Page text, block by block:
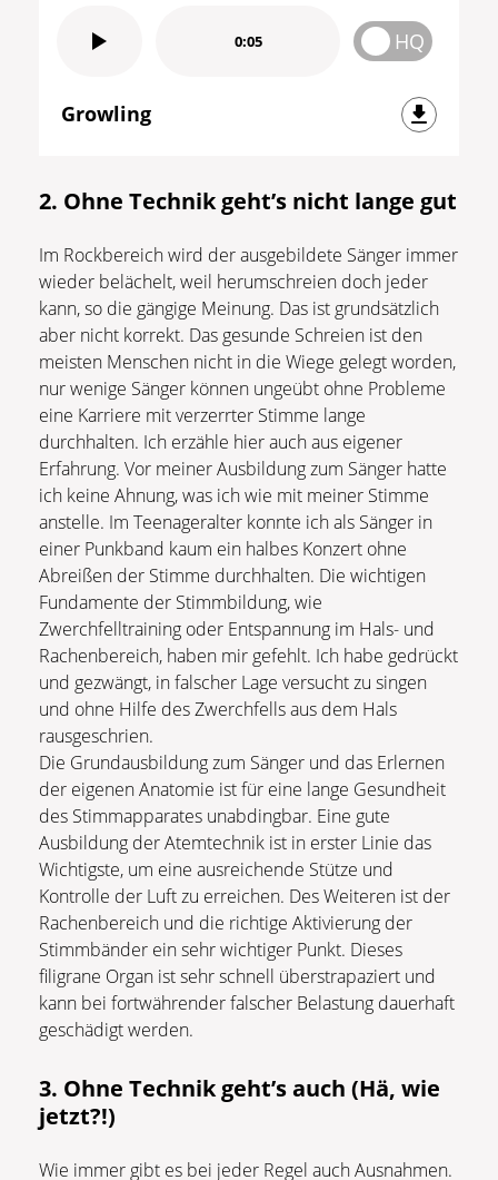
0:05 HQ
Growling
2. Ohne Technik geht’s nicht lange gut
Im Rockbereich wird der ausgebildete Sänger immer
wieder belächelt, weil herumschreien doch jeder
kann, so die gängige Meinung. Das ist grundsätzlich
aber nicht korrekt. Das gesunde Schreien ist den
meisten Menschen nicht in die Wiege gelegt worden,
nur wenige Sänger können ungeübt ohne Probleme
eine Karriere mit verzerrter Stimme lange
durchhalten. Ich erzähle hier auch aus eigener
Erfahrung. Vor meiner Ausbildung zum Sänger hatte
ich keine Ahnung, was ich wie mit meiner Stimme
anstelle. Im Teenageralter konnte ich als Sänger in
einer Punkband kaum ein halbes Konzert ohne
Abreißen der Stimme durchhalten. Die wichtigen
Fundamente der Stimmbildung, wie
Zwerchfelltraining oder Entspannung im Hals- und
Rachenbereich, haben mir gefehlt. Ich habe gedrückt
und gezwängt, in falscher Lage versucht zu singen
und ohne Hilfe des Zwerchfells aus dem Hals
rausgeschrien.
Die Grundausbildung zum Sänger und das Erlernen
der eigenen Anatomie ist für eine lange Gesundheit
des Stimmapparates unabdingbar. Eine gute
Ausbildung der Atemtechnik ist in erster Linie das
Wichtigste, um eine ausreichende Stütze und
Kontrolle der Luft zu erreichen. Des Weiteren ist der
Rachenbereich und die richtige Aktivierung der
Stimmbänder ein sehr wichtiger Punkt. Dieses
filigrane Organ ist sehr schnell überstrapaziert und
kann bei fortwährender falscher Belastung dauerhaft
geschädigt werden.
3. Ohne Technik geht’s auch (Hä, wie
jetzt?!)
Wie immer gibt es bei jeder Regel auch Ausnahmen.